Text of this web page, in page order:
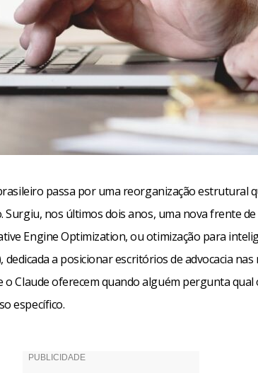
passa por uma reorganização estrutural
Surgiu, nos últimos dois anos, uma nova frente
Engine Optimization, ou otimização para
a posicionar escritórios de advocacia
o Claude oferecem quando alguém pergunta
específico.